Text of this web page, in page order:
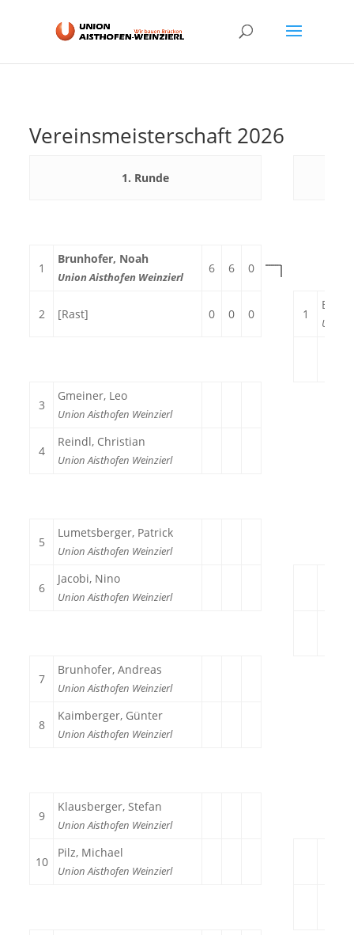
Vereinsmeisterschaft 2026
1. Runde
1
Brunhofer, Noah
Union Aisthofen Weinzierl
6 6 0
2 [Rast] 0 0 0 1
Union
3
Gmeiner, Leo
Union Aisthofen Weinzierl
4
Reindl, Christian
Union Aisthofen Weinzierl
5
Lumetsberger, Patrick
Union Aisthofen Weinzierl
6
Jacobi, Nino
Union Aisthofen Weinzierl
7
Brunhofer, Andreas
Union Aisthofen Weinzierl
8
Kaimberger, Günter
Union Aisthofen Weinzierl
9
Klausberger, Stefan
Union Aisthofen Weinzierl
10
Pilz, Michael
Union Aisthofen Weinzierl